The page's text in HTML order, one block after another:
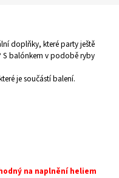
doplňky, které party ještě
S balónkem v podobě ryby
je součástí balení.
na naplnění heliem